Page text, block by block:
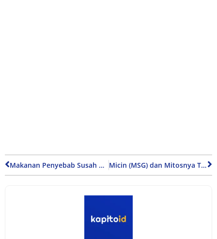
Makanan Penyebab Susah BAB hingga Berdarah dan Cara Mengatasinya Micin (MSG) dan Mitosnya Terkait Kesehatan